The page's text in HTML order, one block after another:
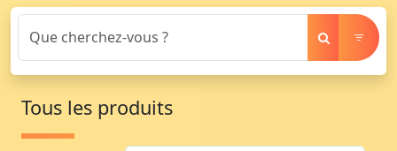
Tous les produits